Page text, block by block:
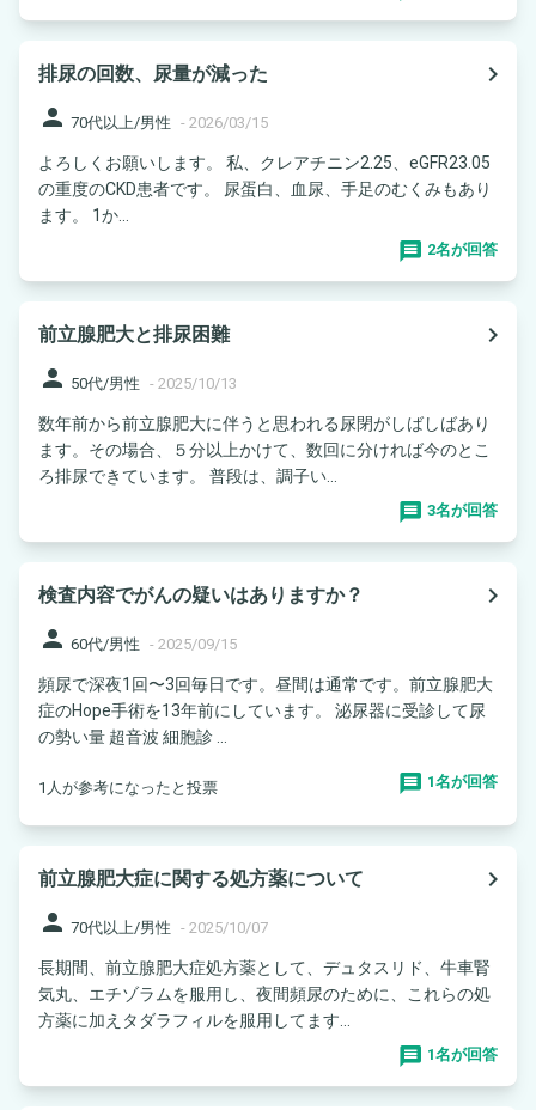
排尿の回数、尿量が減った
navigate_next
person 70代以上/男性 - 2026/03/15
よろしくお願いします。 私、クレアチニン2.25、eGFR23.05
の重度のCKD患者です。 尿蛋白、血尿、手足のむくみもあり
ます。 1か...
2名が回答
前立腺肥大と排尿困難
navigate_next
person 50代/男性 - 2025/10/13
数年前から前立腺肥大に伴うと思われる尿閉がしばしばあり
ます。その場合、５分以上かけて、数回に分ければ今のとこ
ろ排尿できています。 普段は、調子い...
3名が回答
検査内容でがんの疑いはありますか？
navigate_next
person 60代/男性 - 2025/09/15
頻尿で深夜1回〜3回毎日です。昼間は通常です。前立腺肥大
症のHope手術を13年前にしています。 泌尿器に受診して尿
の勢い量 超音波 細胞診 ...
1人が参考になったと投票 1名が回答
前立腺肥大症に関する処方薬について
navigate_next
person 70代以上/男性 - 2025/10/07
長期間、前立腺肥大症処方薬として、デュタスリド、牛車腎
気丸、エチゾラムを服用し、夜間頻尿のために、これらの処
方薬に加えタダラフィルを服用してます...
1名が回答